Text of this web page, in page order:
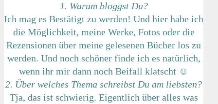
1. Warum bloggst Du?
Ich mag es Bestätigt zu werden! Und hier habe ich
die Möglichkeit, meine Werke, Fotos oder die
Rezensionen über meine gelesenen Bücher los zu
werden. Und noch schöner finde ich es natürlich,
wenn ihr mir dann noch Beifall klatscht ☺
2. Über welches Thema schreibst Du am liebsten?
Tja, das ist schwierig. Eigentlich über alles was